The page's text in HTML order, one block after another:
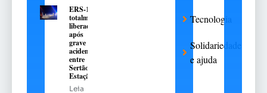
ERS-135 é
totalmente
liberada
após
grave
acidente
entre
Sertão e
Estação
Leia
Tecnologia
Solidariedade
e ajuda